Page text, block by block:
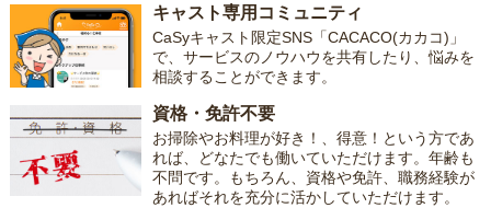
キャスト専用コミュニティ
CaSyキャスト限定SNS「CACACO(カカコ)」
で、サービスのノウハウを共有したり、悩みを
相談することができます。
資格・免許不要
お掃除やお料理が好き！、得意！という方であ
れば、どなたでも働いていただけます。年齢も
不問です。もちろん、資格や免許、職務経験が
あればそれを充分に活かしていただけます。